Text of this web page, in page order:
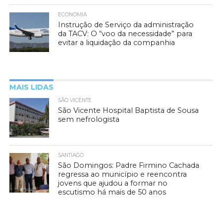
ECONOMIA
Instrução de Serviço da administração
da TACV: O “voo da necessidade” para
evitar a liquidação da companhia
MAIS LIDAS
SÃO VICENTE
São Vicente Hospital Baptista de Sousa
sem nefrologista
SANTIAGO
São Domingos: Padre Firmino Cachada
regressa ao município e reencontra
jovens que ajudou a formar no
escutismo há mais de 50 anos